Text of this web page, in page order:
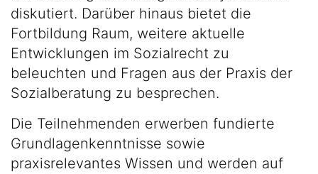
diskutiert. Darüber hinaus bietet die
Fortbildung Raum, weitere aktuelle
Entwicklungen im Sozialrecht zu
beleuchten und Fragen aus der Praxis der
Sozialberatung zu besprechen.
Die Teilnehmenden erwerben fundierte
Grundlagenkenntnisse sowie
praxisrelevantes Wissen und werden auf